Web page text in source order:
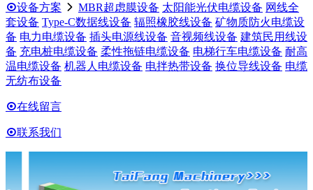
设备方案  MBR超虑膜设备 太阳能光伏电缆设备 网线全
套设备 Type-C数据线设备 辐照橡胶线设备 矿物质防火电缆设
备 电力电缆设备 插头电源线设备 音视频线设备 建筑民用线设
备 充电桩电缆设备 柔性拖链电缆设备 电梯行车电缆设备 耐高
温电缆设备 机器人电缆设备 电拌热带设备 换位导线设备 电缆
无纺布设备
在线留言
联系我们